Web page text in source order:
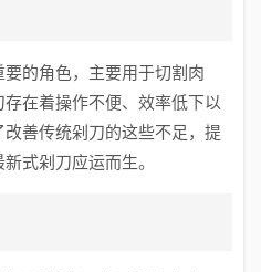
的角色，主要用于切割肉
在着操作不便、效率低下以
善传统剁刀的这些不足，提
式剁刀应运而生。